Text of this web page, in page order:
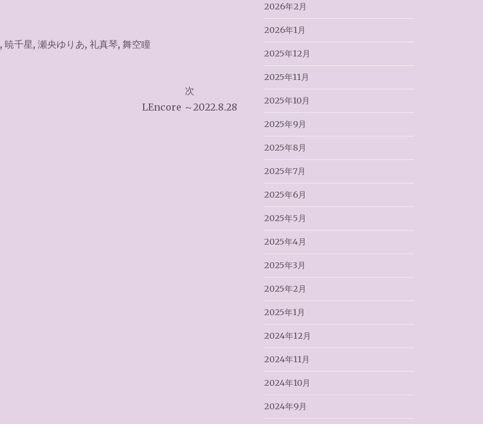
, 暁千星, 瀬央ゆりあ, 礼真琴, 舞空瞳
次
LEncore ～2022.8.28
2026年2月
2026年1月
2025年12月
2025年11月
2025年10月
2025年9月
2025年8月
2025年7月
2025年6月
2025年5月
2025年4月
2025年3月
2025年2月
2025年1月
2024年12月
2024年11月
2024年10月
2024年9月